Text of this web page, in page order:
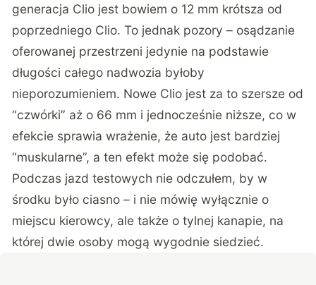
generacja Clio jest bowiem o 12 mm krótsza od
poprzedniego Clio. To jednak pozory – osądzanie
oferowanej przestrzeni jedynie na podstawie
długości całego nadwozia byłoby
nieporozumieniem. Nowe Clio jest za to szersze od
“czwórki” aż o 66 mm i jednocześnie niższe, co w
efekcie sprawia wrażenie, że auto jest bardziej
“muskularne”, a ten efekt może się podobać.
Podczas jazd testowych nie odczułem, by w
środku było ciasno – i nie mówię wyłącznie o
miejscu kierowcy, ale także o tylnej kanapie, na
której dwie osoby mogą wygodnie siedzieć.